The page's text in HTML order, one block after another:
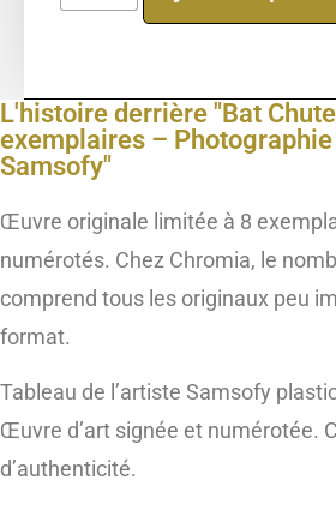
L'histoire derrière "Bat
exemplaires – Photographie
Samsofy"
Œuvre originale limitée à 8
numérotés. Chez Chromia, le
comprend tous les originaux peu
format.
Tableau de l’artiste Samsofy
Œuvre d’art signée et numérotée.
d’authenticité.